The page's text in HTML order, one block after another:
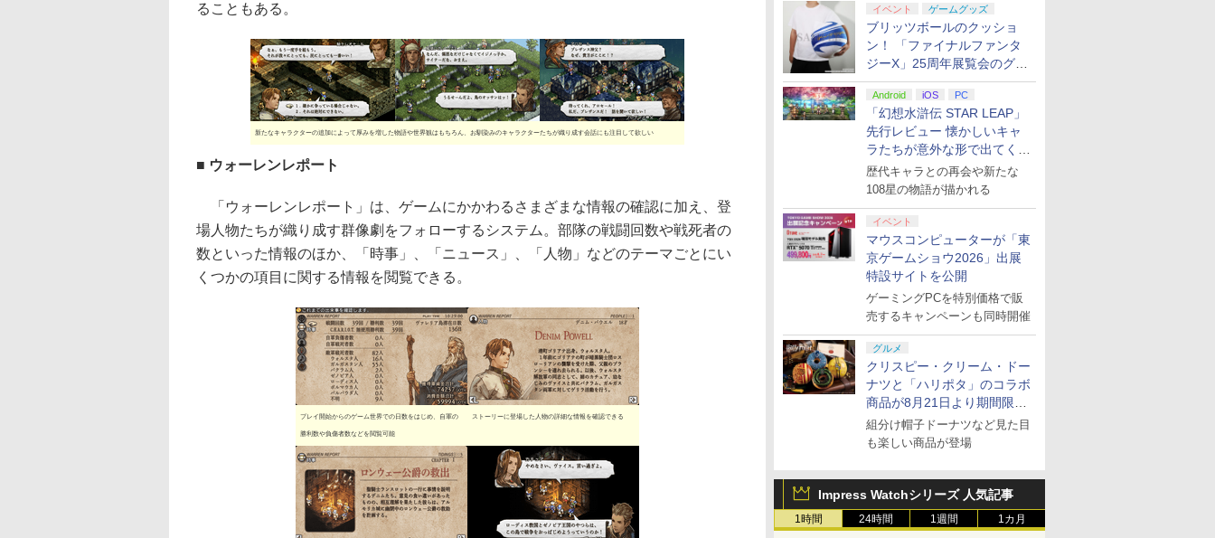
イベント ゲームグッズ
ブリッツボールのクッショ
ン！ 「ファイナルファンタ
ジーX」25周年展覧会のグッ
ズ情報が公開
Android iOS PC
「幻想水滸伝 STAR LEAP」
先行レビュー 懐かしいキャ
ラたちが意外な形で出てくる
シリーズ完全新作！
歴代キャラとの再会や新たな
108星の物語が描かれる
イベント
マウスコンピューターが「東
京ゲームショウ2026」出展
特設サイトを公開
ゲーミングPCを特別価格で販
売するキャンペーンも同時開催
グルメ
クリスピー・クリーム・ドー
ナツと「ハリポタ」のコラボ
商品が8月21日より期間限定
で発売
組分け帽子ドーナツなど見た目
も楽しい商品が登場
Impress Watchシリーズ 人気記事
1時間 24時間 1週間 1カ月
ることもある。
新たなキャラクターの追加によって厚みを増した物語や世界観はもちろん、お馴染みのキャラクターたちが織り成す会話にも注目して欲しい
■ ウォーレンレポート
「ウォーレンレポート」は、ゲームにかかわるさまざまな情報の確認に加え、登
場人物たちが織り成す群像劇をフォローするシステム。部隊の戦闘回数や戦死者の
数といった情報のほか、「時事」、「ニュース」、「人物」などのテーマごとにい
くつかの項目に関する情報を閲覧できる。
プレイ開始からのゲーム世界での日数をはじめ、自軍の
勝利数や負傷者数などを閲覧可能
ストーリーに登場した人物の詳細な情報を確認できる